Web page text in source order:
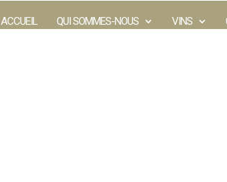
ACCUEIL QUI SOMMES-NOUS VINS